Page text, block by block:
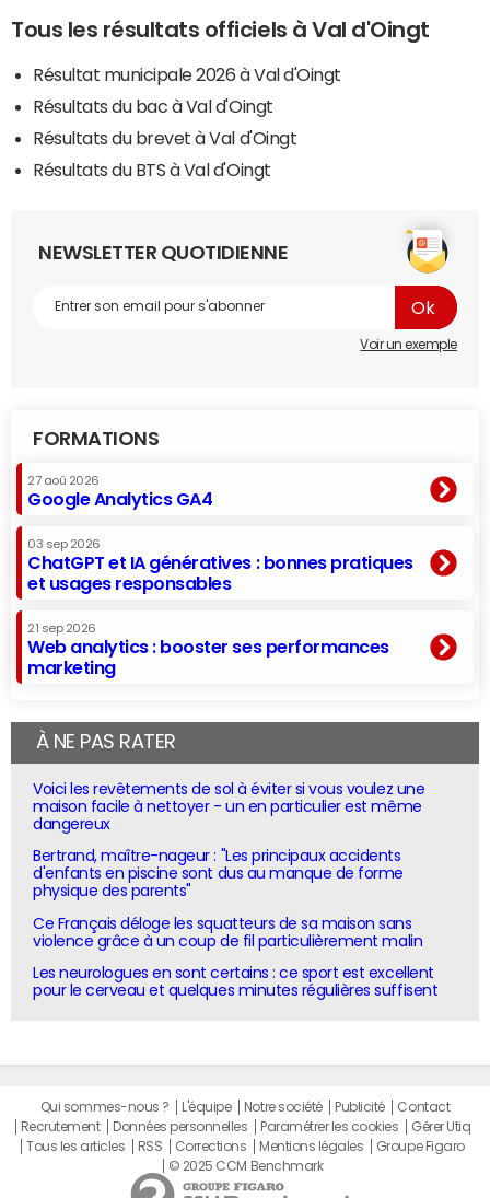
Tous les résultats officiels à Val d'Oingt
Résultat municipale 2026 à Val d'Oingt
Résultats du bac à Val d'Oingt
Résultats du brevet à Val d'Oingt
Résultats du BTS à Val d'Oingt
NEWSLETTER QUOTIDIENNE
Voir un exemple
FORMATIONS
27 aoû 2026
Google Analytics GA4
03 sep 2026
ChatGPT et IA génératives : bonnes pratiques
et usages responsables
21 sep 2026
Web analytics : booster ses performances
marketing
À NE PAS RATER
Voici les revêtements de sol à éviter si vous voulez une
maison facile à nettoyer - un en particulier est même
dangereux
Bertrand, maître-nageur : "Les principaux accidents
d'enfants en piscine sont dus au manque de forme
physique des parents"
Ce Français déloge les squatteurs de sa maison sans
violence grâce à un coup de fil particulièrement malin
Les neurologues en sont certains : ce sport est excellent
pour le cerveau et quelques minutes régulières suffisent
Qui sommes-nous ? L'équipe Notre société Publicité
Contact
Recrutement
Données personnelles Paramétrer les cookies
Gérer Utiq
Tous les articles
RSS Corrections Mentions légales
Groupe Figaro
© 2025 CCM Benchmark